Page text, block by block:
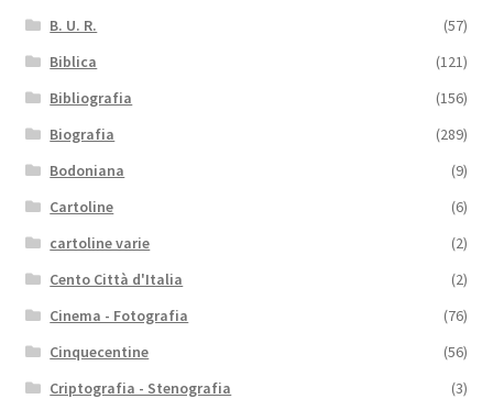
B. U. R.
(57)
Biblica
(121)
Bibliografia
(156)
Biografia
(289)
Bodoniana
(9)
Cartoline
(6)
cartoline varie
(2)
Cento Città d'Italia
(2)
Cinema - Fotografia
(76)
Cinquecentine
(56)
Criptografia - Stenografia
(3)